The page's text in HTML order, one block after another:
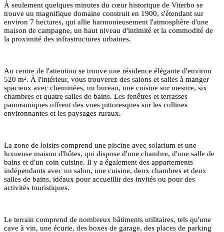
À seulement quelques minutes du cœur historique de Viterbo se
trouve un magnifique domaine construit en 1900, s'étendant sur
environ 7 hectares, qui allie harmonieusement l'atmosphère d'une
maison de campagne, un haut niveau d'intimité et la commodité de
la proximité des infrastructures urbaines.
Au centre de l'attention se trouve une résidence élégante d'environ
520 m². À l'intérieur, vous trouverez des salons et salles à manger
spacieux avec cheminées, un bureau, une cuisine sur mesure, six
chambres et quatre salles de bains. Les fenêtres et terrasses
panoramiques offrent des vues pittoresques sur les collines
environnantes et les paysages ruraux.
La zone de loisirs comprend une piscine avec solarium et une
luxueuse maison d'hôtes, qui dispose d'une chambre, d'une salle de
bains et d'un coin cuisine. Il y a également des appartements
indépendants avec un salon, une cuisine, deux chambres et deux
salles de bains, idéaux pour accueillir des invités ou pour des
activités touristiques.
Le terrain comprend de nombreux bâtiments utilitaires, tels qu'une
cave à vin, une écurie, des boxes de garage, des places de parking